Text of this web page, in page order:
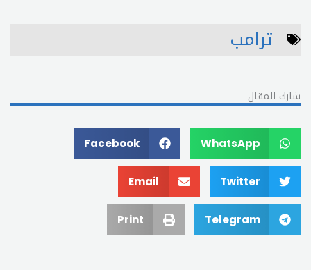
ترامب
شارك المقال
WhatsApp
Facebook
Twitter
Email
Telegram
Print